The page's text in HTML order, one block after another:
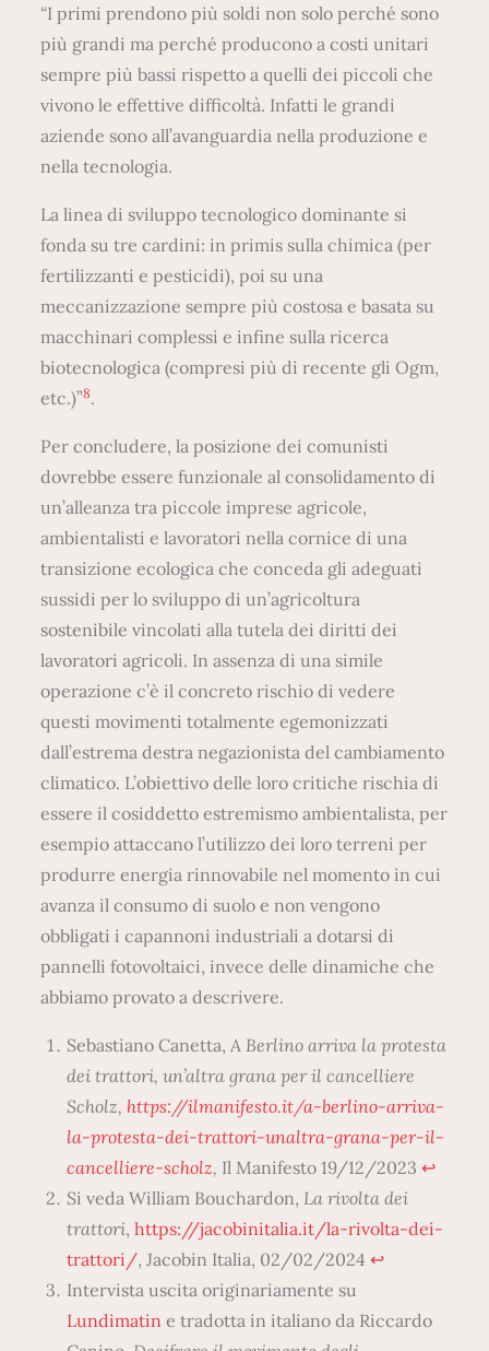
“I primi prendono più soldi non solo perché sono
più grandi ma perché producono a costi unitari
sempre più bassi rispetto a quelli dei piccoli che
vivono le effettive difficoltà. Infatti le grandi
aziende sono all’avanguardia nella produzione e
nella tecnologia.
La linea di sviluppo tecnologico dominante si
fonda su tre cardini: in primis sulla chimica (per
fertilizzanti e pesticidi), poi su una
meccanizzazione sempre più costosa e basata su
macchinari complessi e infine sulla ricerca
biotecnologica (compresi più di recente gli Ogm,
etc.)”8.
Per concludere, la posizione dei comunisti
dovrebbe essere funzionale al consolidamento di
un’alleanza tra piccole imprese agricole,
ambientalisti e lavoratori nella cornice di una
transizione ecologica che conceda gli adeguati
sussidi per lo sviluppo di un’agricoltura
sostenibile vincolati alla tutela dei diritti dei
lavoratori agricoli. In assenza di una simile
operazione c’è il concreto rischio di vedere
questi movimenti totalmente egemonizzati
dall’estrema destra negazionista del cambiamento
climatico. L’obiettivo delle loro critiche rischia di
essere il cosiddetto estremismo ambientalista, per
esempio attaccano l’utilizzo dei loro terreni per
produrre energia rinnovabile nel momento in cui
avanza il consumo di suolo e non vengono
obbligati i capannoni industriali a dotarsi di
pannelli fotovoltaici, invece delle dinamiche che
abbiamo provato a descrivere.
Sebastiano Canetta, A Berlino arriva la protesta
dei trattori, un’altra grana per il cancelliere
Scholz, https://ilmanifesto.it/a-berlino-arriva-
la-protesta-dei-trattori-unaltra-grana-per-il-
cancelliere-scholz, Il Manifesto 19/12/2023 ↩︎
Si veda William Bouchardon, La rivolta dei
trattori,https://jacobinitalia.it/la-rivolta-dei-
trattori/, Jacobin Italia, 02/02/2024 ↩︎
Intervista uscita originariamente su
Lundimatin e tradotta in italiano da Riccardo